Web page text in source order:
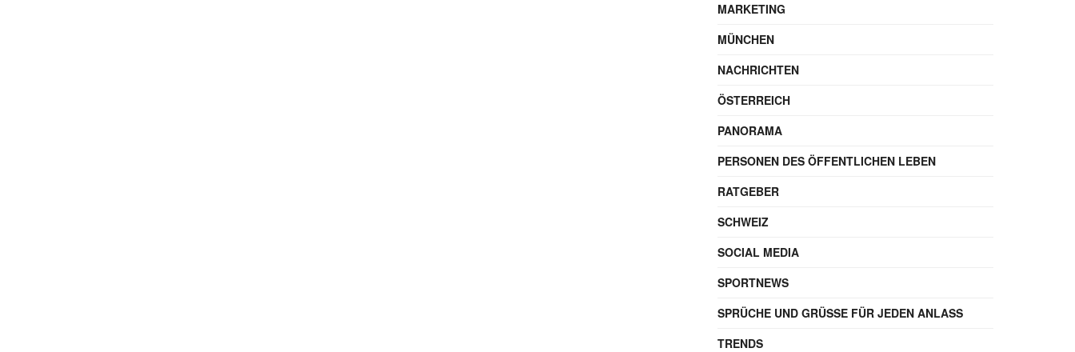
MARKETING
MÜNCHEN
NACHRICHTEN
ÖSTERREICH
PANORAMA
PERSONEN DES ÖFFENTLICHEN LEBEN
RATGEBER
SCHWEIZ
SOCIAL MEDIA
SPORTNEWS
SPRÜCHE UND GRÜSSE FÜR JEDEN ANLASS
TRENDS